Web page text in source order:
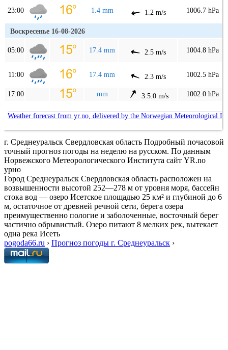
23:00 1.4 mm 1.2 m/s 1006.7 hPa
Воскресенье 16-08-2026
05:00 17.4 mm 2.5 m/s 1004.8 hPa
11:00 17.4 mm 2.3 m/s 1002.5 hPa
17:00 mm 3.5.0 m/s 1002.0 hPa
Weather forecast from yr.no, delivered by the Norwegian Meteorological
г. Среднеуральск Свердловская область Подробный почасовой
точный прогноз погоды на неделю на русском. По данным
Норвежского Метеорологического Института сайт YR.no
урно
Город Среднеуральск Свердловская область расположен на
возвышенности высотой 252—278 м от уровня моря, бассейн
стока вод — озеро Исетское площадью 25 км² и глубиной до 6
м, остаточное от древней речной сети, берега озера
преимущественно пологие и заболоченные, восточный берег
частично обрывистый. Озеро питают 8 мелких рек, вытекает
одна река Исеть
pogoda66.ru › Прогноз погоды г. Среднеуральск ›